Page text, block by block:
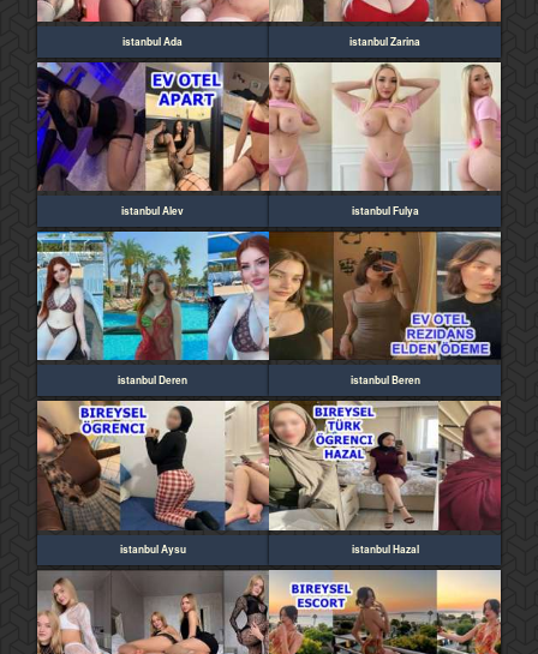
istanbul Ada istanbul Zarina
istanbul Alev istanbul Fulya
istanbul Deren istanbul Beren
istanbul Aysu istanbul Hazal